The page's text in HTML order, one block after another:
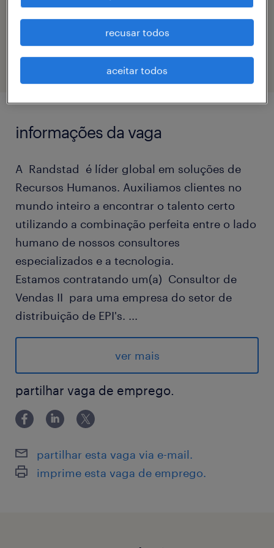
código da vaga
eTalent_JP-180927
informações da vaga
A Randstad é líder global em soluções de
Recursos Humanos. Auxiliamos clientes no
mundo inteiro a encontrar o talento certo
utilizando a combinação perfeita entre o lado
humano de nossos consultores
especializados e a tecnologia.
Estamos contratando um(a) Consultor de
Vendas II para uma empresa do setor de
distribuição de EPI's. ...
Vaga Efetiva
Benefícios: Assistência médica + Assistência
odontológica + Seguro de vida+ Refeição no
local + Cartão farmácia+ Vale transporte +
TotalPass.
Horário de trabalho : Segunda a sexta-feira
Presencial
Local : Guarulhos - SP
ver mais
partilhar vaga de emprego.
partilhar esta vaga via e-mail.
imprime esta vaga de emprego.
recusar todos
aceitar todos